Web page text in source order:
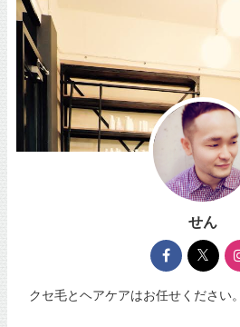
せん
クセ毛とヘアケアはお任せください。